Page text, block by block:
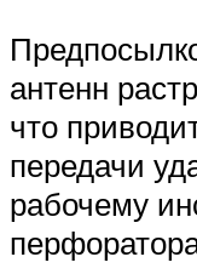
антенн
что
передачи
рабочему